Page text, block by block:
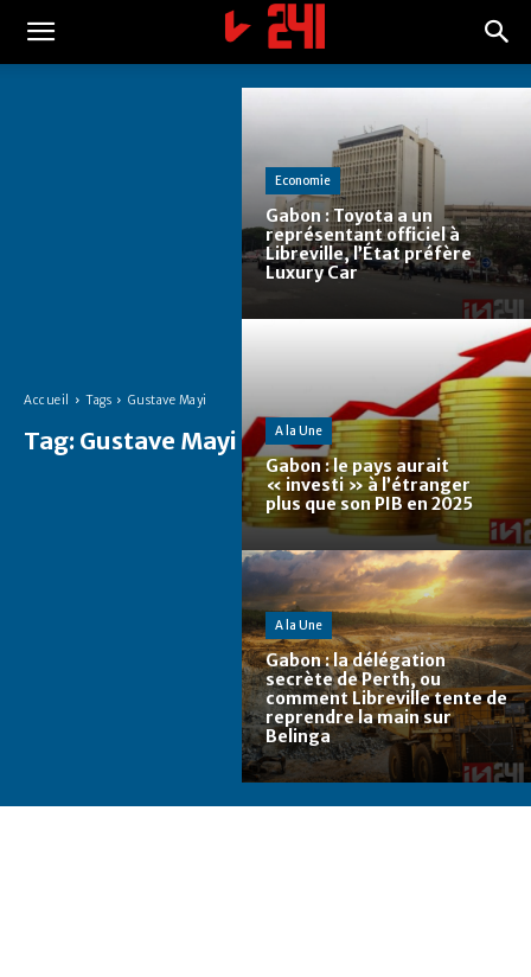
Accueil Tags Gustave Mayi
Tag: Gustave Mayi
Economie
Gabon : Toyota a un
représentant officiel à
Libreville, l’État préfère
Luxury Car
A la Une
Gabon : le pays aurait
« investi » à l’étranger
plus que son PIB en 2025
A la Une
Gabon : la délégation
secrète de Perth, ou
comment Libreville tente de
reprendre la main sur
Belinga